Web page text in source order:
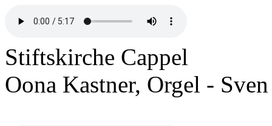
Stiftskirche Cappel
Oona Kastner, Orgel -